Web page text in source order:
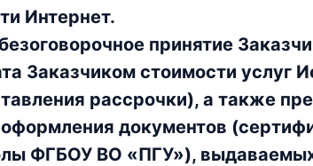
Интернет.
принятие
Заказчиком стоимости услуг
рассрочки), а также
документов
ФГБОУ ВО «ПГУ»),